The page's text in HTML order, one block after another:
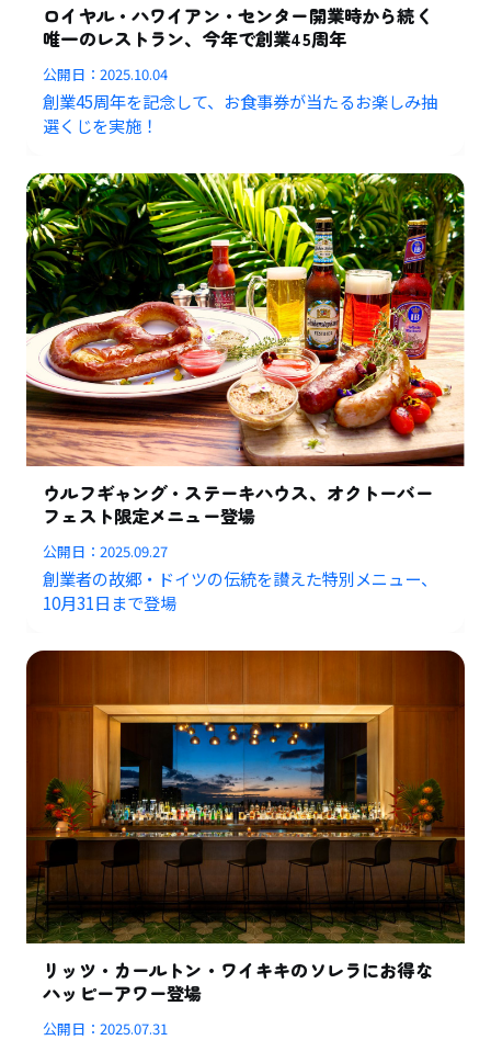
ロイヤル・ハワイアン・センター開業時から続く
唯一のレストラン、今年で創業45周年
公開日：2025.10.04
創業45周年を記念して、お食事券が当たるお楽しみ抽
選くじを実施！
ウルフギャング・ステーキハウス、オクトーバー
フェスト限定メニュー登場
公開日：2025.09.27
創業者の故郷・ドイツの伝統を讃えた特別メニュー、
10月31日まで登場
リッツ・カールトン・ワイキキのソレラにお得な
ハッピーアワー登場
公開日：2025.07.31